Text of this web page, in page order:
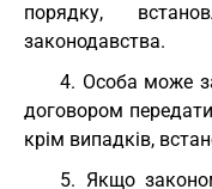
порядку,
законодавства.
4. Особа може
договором
крім випадків,
5. Якщо